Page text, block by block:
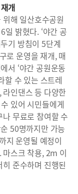
개
해 일산호수공원
일 밝혔다. ‘야간 공
기 방침이 5단계
로 운영을 재개, 매
서 ‘야간 공원운동
할 수 있는 스트레
인댄스 등 다양한
있어 시민들에게
무료로 참여할 수
50명까지만 가능
지 운영될 예정이
마스크 착용, 2m 이
준수하며 진행된